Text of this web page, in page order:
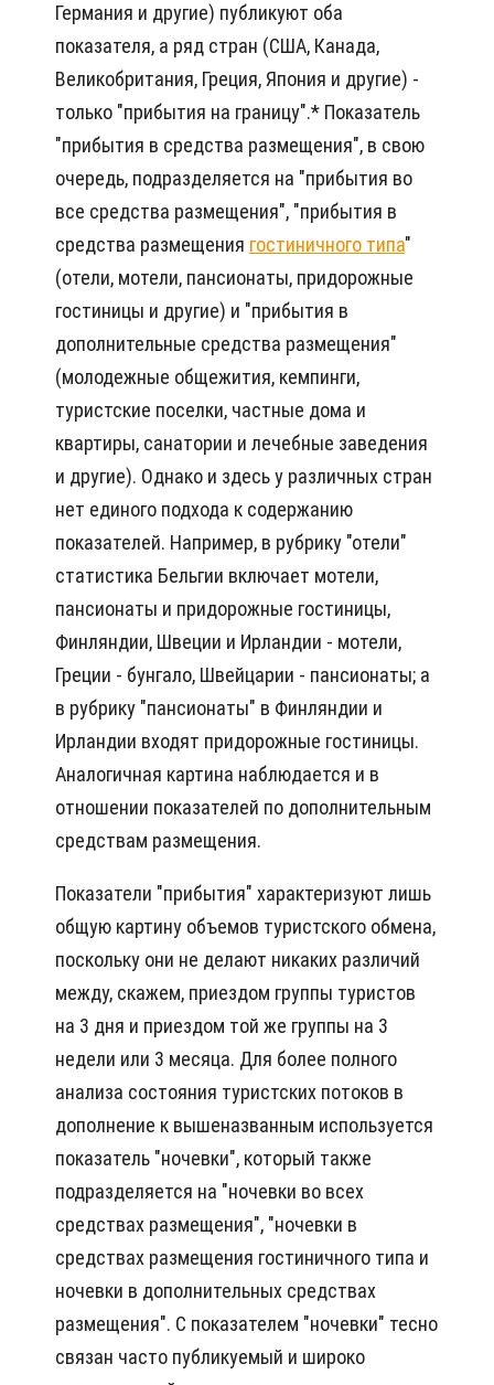
Германия и другие) публикуют оба
показателя, а ряд стран (США, Канада,
Великобритания, Греция, Япония и другие) -
только "прибытия на границу".* Показатель
"прибытия в средства размещения", в свою
очередь, подразделяется на "прибытия во
все средства размещения", "прибытия в
средства размещения гостиничного типа"
(отели, мотели, пансионаты, придорожные
гостиницы и другие) и "прибытия в
дополнительные средства размещения"
(молодежные общежития, кемпинги,
туристские поселки, частные дома и
квартиры, санатории и лечебные заведения
и другие). Однако и здесь у различных стран
нет единого подхода к содержанию
показателей. Например, в рубрику "отели"
статистика Бельгии включает мотели,
пансионаты и придорожные гостиницы,
Финляндии, Швеции и Ирландии - мотели,
Греции - бунгало, Швейцарии - пансионаты; а
в рубрику "пансионаты" в Финляндии и
Ирландии входят придорожные гостиницы.
Аналогичная картина наблюдается и в
отношении показателей по дополнительным
средствам размещения.
Показатели "прибытия" характеризуют лишь
общую картину объемов туристского обмена,
поскольку они не делают никаких различий
между, скажем, приездом группы туристов
на 3 дня и приездом той же группы на 3
недели или 3 месяца. Для более полного
анализа состояния туристских потоков в
дополнение к вышеназванным используется
показатель "ночевки", который также
подразделяется на "ночевки во всех
средствах размещения", "ночевки в
средствах размещения гостиничного типа и
ночевки в дополнительных средствах
размещения". С показателем "ночевки" тесно
связан часто публикуемый и широко